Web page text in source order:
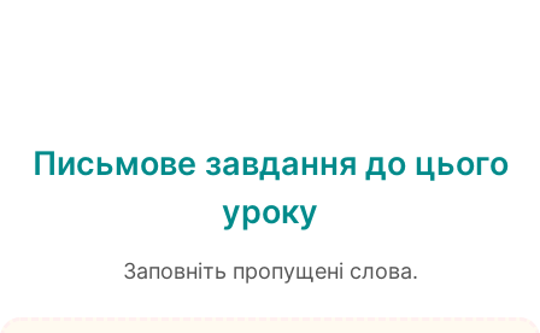
Письмове завдання до цього
уроку
Заповніть пропущені слова.